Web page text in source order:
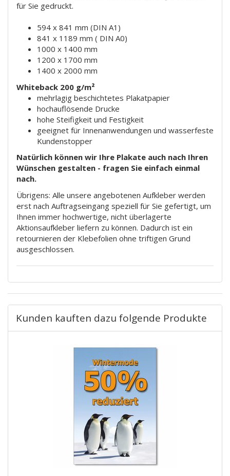
für Sie gedruckt.
594 x 841 mm (DIN A1)
841 x 1189 mm ( DIN A0)
1000 x 1400 mm
1200 x 1700 mm
1400 x 2000 mm
Whiteback 200 g/m²
mehrlagig beschichtetes Plakatpapier
hochauflösende Drucke
hohe Steifigkeit und Festigkeit
geeignet für Innenanwendungen und wasserfeste
Kundenstopper
Natürlich können wir Ihre Plakate auch nach Ihren
Wünschen gestalten - fragen Sie einfach einmal
nach.
Übrigens: Alle unsere angebotenen Aufkleber werden
erst nach Auftragseingang speziell für Sie gefertigt, um
Ihnen immer hochwertige, nicht überlagerte
Aktionsaufkleber liefern zu können. Dadurch ist ein
retournieren der Klebefolien ohne triftigen Grund
ausgeschlossen.
Kunden kauften dazu folgende Produkte